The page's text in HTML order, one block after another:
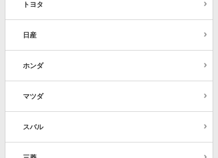
トヨタ
日産
ホンダ
マツダ
スバル